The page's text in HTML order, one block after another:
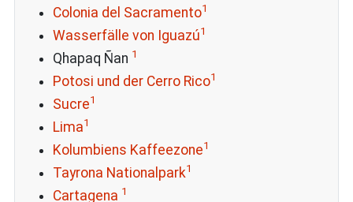
Colonia del Sacramento1
Wasserfälle von Iguazú1
Qhapaq Ñan 1
Potosi und der Cerro Rico1
Sucre1
Lima1
Kolumbiens Kaffeezone1
Tayrona Nationalpark1
Cartagena 1